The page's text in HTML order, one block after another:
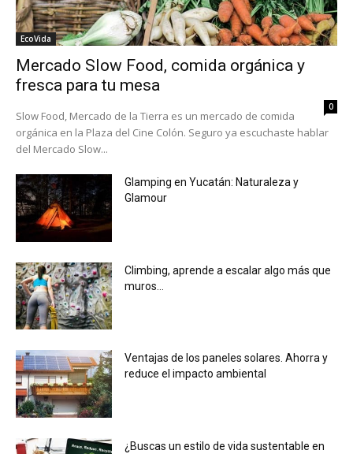
EcoVida
Mercado Slow Food, comida orgánica y
fresca para tu mesa
0
Slow Food, Mercado de la Tierra es un mercado de comida
orgánica en la Plaza del Cine Colón. Seguro ya escuchaste hablar
del Mercado Slow...
Glamping en Yucatán: Naturaleza y
Glamour
Climbing, aprende a escalar algo más que
muros…
Ventajas de los paneles solares. Ahorra y
reduce el impacto ambiental
¿Buscas un estilo de vida sustentable en